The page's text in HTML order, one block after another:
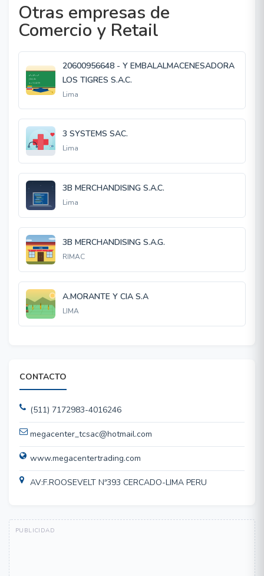
Otras empresas de
Comercio y Retail
20600956648 - Y EMBALALMACENESADORA
LOS TIGRES S.A.C.
Lima
3 SYSTEMS SAC.
Lima
3B MERCHANDISING S.A.C.
Lima
3B MERCHANDISING S.A.G.
RIMAC
A.MORANTE Y CIA S.A
LIMA
CONTACTO
(511) 7172983-4016246
megacenter_tcsac@hotmail.com
www.megacentertrading.com
AV:F.ROOSEVELT Nª393 CERCADO-LIMA PERU